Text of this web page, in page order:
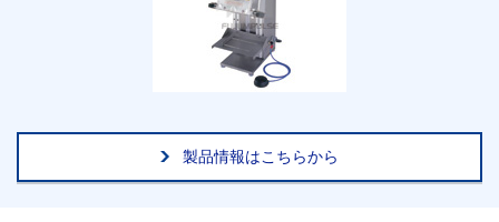
製品情報はこちらから